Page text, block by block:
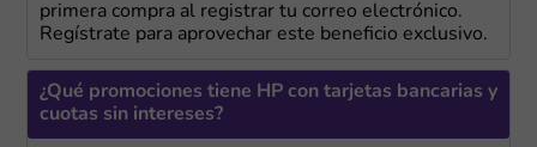
primera compra al registrar tu correo electrónico.
Regístrate para aprovechar este beneficio exclusivo.
¿Qué promociones tiene HP con tarjetas bancarias y
cuotas sin intereses?